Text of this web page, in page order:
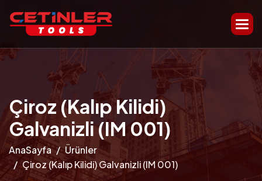
Çiroz (Kalıp Kilidi)
Galvanizli (IM 001)
AnaSayfa
Ürünler
Çiroz (Kalıp Kilidi) Galvanizli (IM 001)